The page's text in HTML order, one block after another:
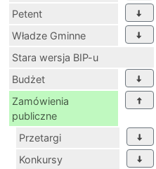
Petent
Władze Gminne
Stara wersja BIP-u
Budżet
Zamówienia
publiczne
Przetargi
Konkursy